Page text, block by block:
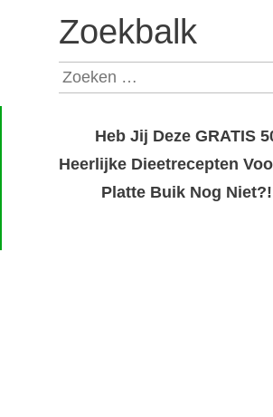
Zoekbalk
Zoeken
Heb Jij Deze GRATIS
Heerlijke Dieetrecepten
Platte Buik Nog Niet?!